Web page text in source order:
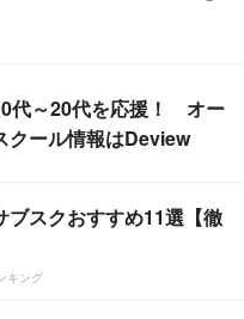
代～20代を応援！ オー
クール情報はDeview
ブスクおすすめ11選【徹
キング